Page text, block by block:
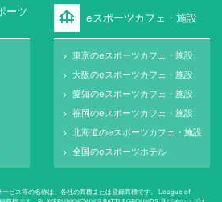
ーツ
foundation eスポーツカフェ・施設
keyboard_arrow_right 東京のeスポーツカフェ・施設
keyboard_arrow_right 大阪のeスポーツカフェ・施設
keyboard_arrow_right 愛知のeスポーツカフェ・施設
keyboard_arrow_right 福岡のeスポーツカフェ・施設
keyboard_arrow_right 北海道のeスポーツカフェ・施設
keyboard_arrow_right 全国のeスポーツホテル
ビス等の名称は、各社の商標または登録商標です。 League of